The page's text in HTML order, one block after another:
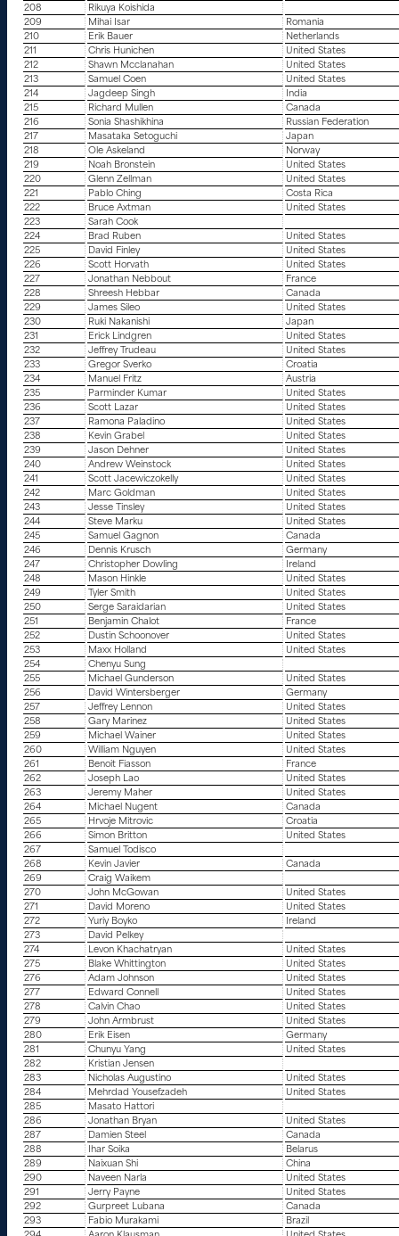
208
Rikuya Koishida
209
Mihai Isar
Romania
210
Erik Bauer
Netherlands
211
Chris Hunichen
United States
212
Shawn Mcclanahan
United States
213
Samuel Coen
United States
214
Jagdeep Singh
India
215
Richard Mullen
Canada
216
Sonia Shashikhina
Russian Federation
217
Masataka Setoguchi
Japan
218
Ole Askeland
Norway
219
Noah Bronstein
United States
220
Glenn Zellman
United States
221
Pablo Ching
Costa Rica
222
Bruce Axtman
United States
223
Sarah Cook
224
Brad Ruben
United States
225
David Finley
United States
226
Scott Horvath
United States
227
Jonathan Nebbout
France
228
Shreesh Hebbar
Canada
229
James Sileo
United States
230
Ruki Nakanishi
Japan
231
Erick Lindgren
United States
232
Jeffrey Trudeau
United States
233
Gregor Sverko
Croatia
234
Manuel Fritz
Austria
235
Parminder Kumar
United States
236
Scott Lazar
United States
237
Ramona Paladino
United States
238
Kevin Grabel
United States
239
Jason Dehner
United States
240
Andrew Weinstock
United States
241
Scott Jacewiczokelly
United States
242
Marc Goldman
United States
243
Jesse Tinsley
United States
244
Steve Marku
United States
245
Samuel Gagnon
Canada
246
Dennis Krusch
Germany
247
Christopher Dowling
Ireland
248
Mason Hinkle
United States
249
Tyler Smith
United States
250
Serge Saraidarian
United States
251
Benjamin Chalot
France
252
Dustin Schoonover
United States
253
Maxx Holland
United States
254
Chenyu Sung
255
Michael Gunderson
United States
256
David Wintersberger
Germany
257
Jeffrey Lennon
United States
258
Gary Marinez
United States
259
Michael Wainer
United States
260
William Nguyen
United States
261
Benoit Fiasson
France
262
Joseph Lao
United States
263
Jeremy Maher
United States
264
Michael Nugent
Canada
265
Hrvoje Mitrovic
Croatia
266
Simon Britton
United States
267
Samuel Todisco
268
Kevin Javier
Canada
269
Craig Waikem
270
John McGowan
United States
271
David Moreno
United States
272
Yuriy Boyko
Ireland
273
David Pelkey
274
Levon Khachatryan
United States
275
Blake Whittington
United States
276
Adam Johnson
United States
277
Edward Connell
United States
278
Calvin Chao
United States
279
John Armbrust
United States
280
Erik Eisen
Germany
281
Chunyu Yang
United States
282
Kristian Jensen
283
Nicholas Augustino
United States
284
Mehrdad Yousefzadeh
United States
285
Masato Hattori
286
Jonathan Bryan
United States
287
Damien Steel
Canada
288
Ihar Soika
Belarus
289
Naixuan Shi
China
290
Naveen Narla
United States
291
Jerry Payne
United States
292
Gurpreet Lubana
Canada
293
Fabio Murakami
Brazil